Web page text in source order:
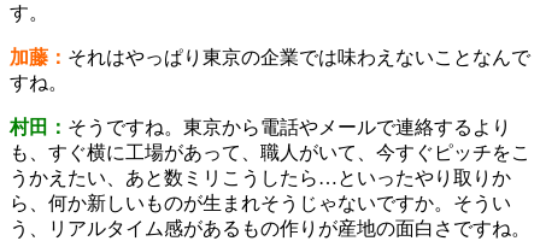
す。
加藤： それはやっぱり東京の企業では味わえないことなんで
すね。
村田： そうですね。東京から電話やメールで連絡するより
も、すぐ横に工場があって、職人がいて、今すぐピッチをこ
うかえたい、あと数ミリこうしたら…といったやり取りか
ら、何か新しいものが生まれそうじゃないですか。そうい
う、リアルタイム感があるもの作りが産地の面白さですね。